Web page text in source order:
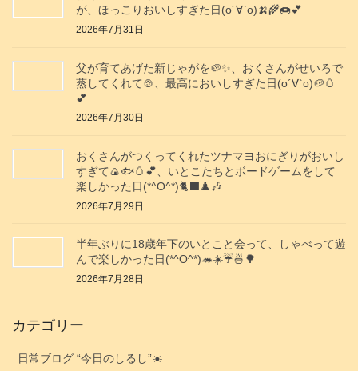
が、ほっこりおいしすぎた日(о´∀`о)🍌🌾🍩💕
2026年7月31日
父が育てあげた新じゃがを🥔✨️、おくさんがせいろで
蒸してくれて🍲、最高においしすぎた日(о´∀`о)🥔🥚
💕
2026年7月30日
おくさんがつくってくれたツナマヨおにぎりがおいし
すぎて🍙🐟️🥚💕、いとこたちとボードゲームをして
楽しかった日(*^O^*)🐈‍⬛♟️🎶
2026年7月29日
半年ぶりに18歳年下のいとこと会って、しゃべって遊
んで楽しかった日(*^O^*)🦔☀️☔🍜🌳
2026年7月28日
カテゴリー
日常ブログ “今日のしるし”☀️